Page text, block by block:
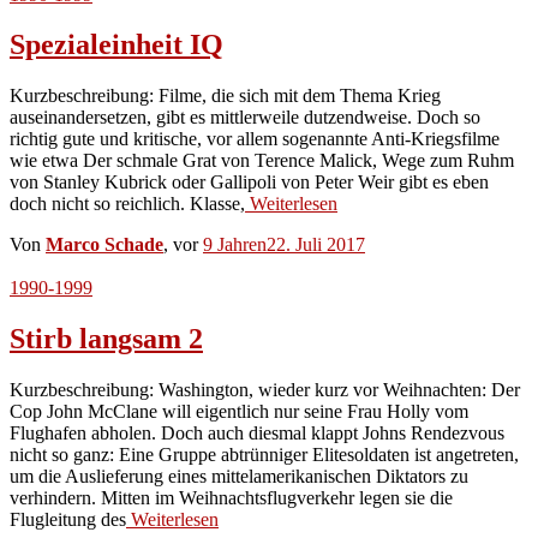
Spezialeinheit IQ
Kurzbeschreibung: Filme, die sich mit dem Thema Krieg
auseinandersetzen, gibt es mittlerweile dutzendweise. Doch so
richtig gute und kritische, vor allem sogenannte Anti-Kriegsfilme
wie etwa Der schmale Grat von Terence Malick, Wege zum Ruhm
von Stanley Kubrick oder Gallipoli von Peter Weir gibt es eben
doch nicht so reichlich. Klasse, Weiterlesen
Von Marco Schade, vor9 Jahren22. Juli 2017
1990-1999
Stirb langsam 2
Kurzbeschreibung: Washington, wieder kurz vor Weihnachten: Der
Cop John McClane will eigentlich nur seine Frau Holly vom
Flughafen abholen. Doch auch diesmal klappt Johns Rendezvous
nicht so ganz: Eine Gruppe abtrünniger Elitesoldaten ist angetreten,
um die Auslieferung eines mittelamerikanischen Diktators zu
verhindern. Mitten im Weihnachtsflugverkehr legen sie die
Flugleitung des Weiterlesen